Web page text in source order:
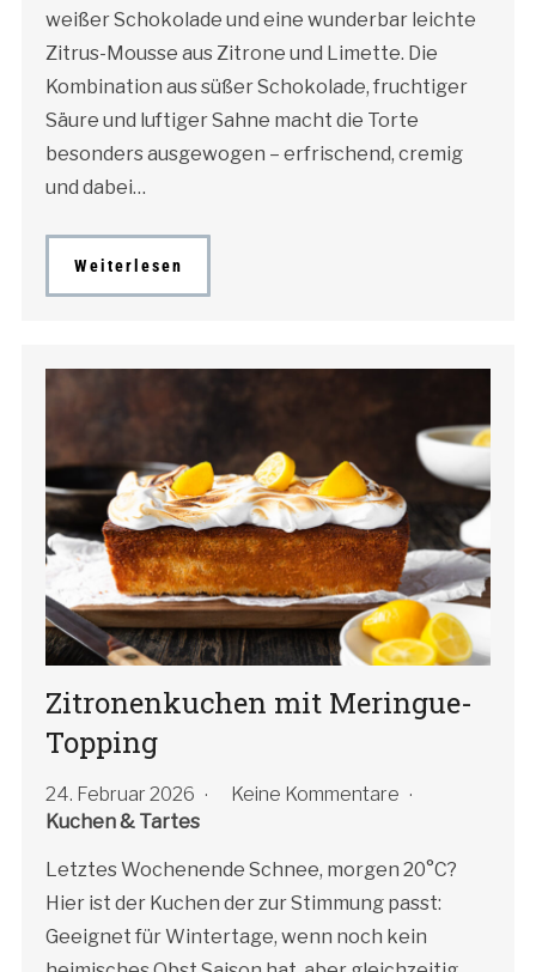
weißer Schokolade und eine wunderbar leichte
Zitrus-Mousse aus Zitrone und Limette. Die
Kombination aus süßer Schokolade, fruchtiger
Säure und luftiger Sahne macht die Torte
besonders ausgewogen – erfrischend, cremig
und dabei…
Weiterlesen
Zitronenkuchen mit Meringue-
Topping
24. Februar 2026
Keine Kommentare
Kuchen & Tartes
Letztes Wochenende Schnee, morgen 20°C?
Hier ist der Kuchen der zur Stimmung passt:
Geeignet für Wintertage, wenn noch kein